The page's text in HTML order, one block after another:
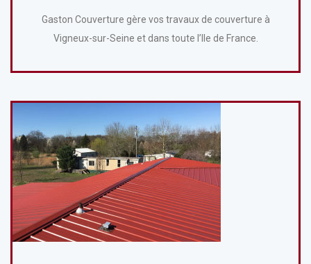
Gaston Couverture gère vos travaux de couverture à
Vigneux-sur-Seine et dans toute l’Ile de France.